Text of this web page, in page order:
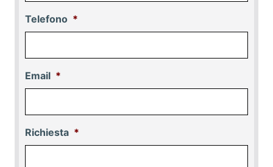
Telefono *
Email *
Richiesta *